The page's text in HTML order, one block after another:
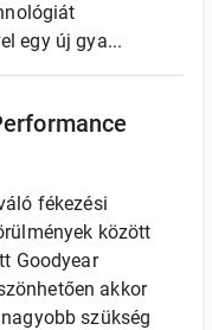
egy új gya...
fékezési
között
Goodyear
akkor
szükség